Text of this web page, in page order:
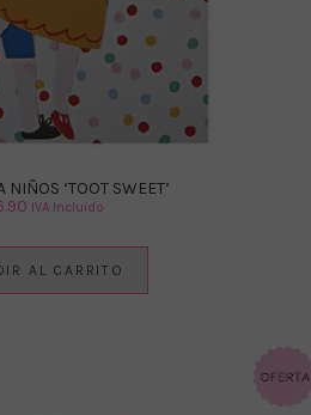
NIÑOS ‘TOOT SWEET’
IVA Incluido
AL CARRITO